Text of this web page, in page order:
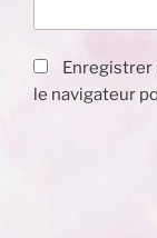
Enregistrer
le navigateur